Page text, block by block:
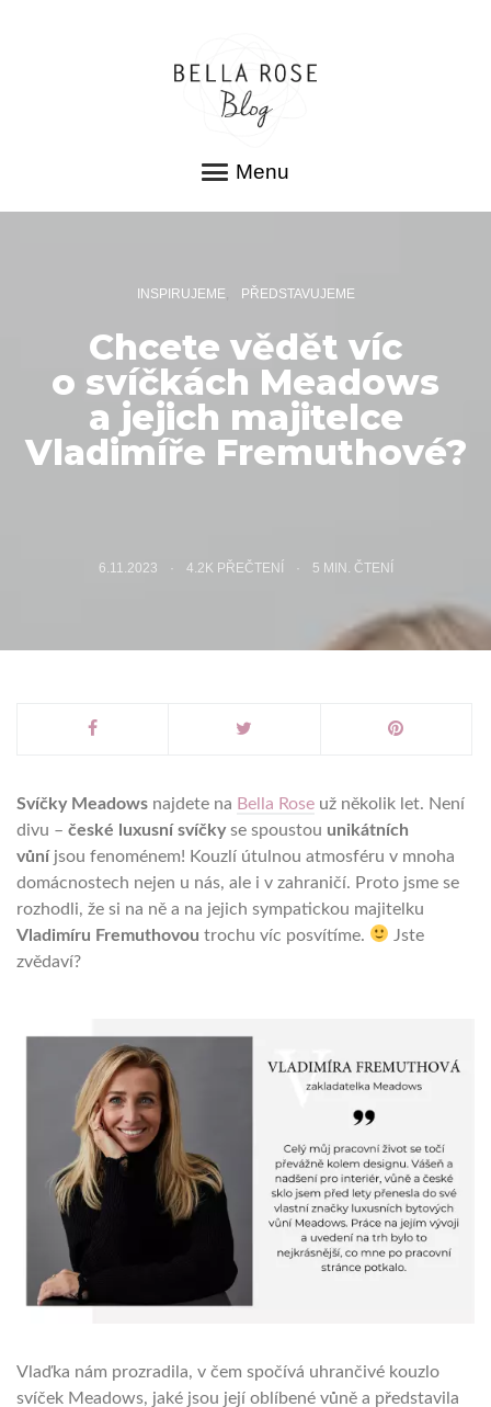
Menu
INSPIRUJEME PŘEDSTAVUJEME
Chcete vědět víc
o svíčkách Meadows
a jejich majitelce
Vladimíře Fremuthové?
6.11.2023 4.2K PŘEČTENÍ 5 MIN. ČTENÍ
Svíčky Meadows najdete na Bella Rose už několik let. Není
divu – české luxusní svíčkyse spoustou unikátních
vůníjsou fenoménem! Kouzlí útulnou atmosféru v mnoha
domácnostech nejen u nás, ale i v zahraničí. Proto jsme se
rozhodli, že si na ně a na jejich sympatickou majitelku
Vladimíru Fremuthovou trochu víc posvítíme.
Jste
zvědaví?
Vlaďka nám prozradila, v čem spočívá uhrančivé kouzlo
svíček Meadows, jaké jsou její oblíbené vůně a představila